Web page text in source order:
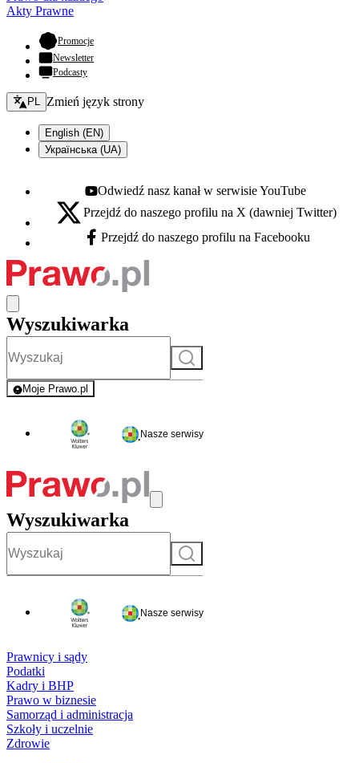
Akty Prawne
Promocje- otwiera się w nowej karcie
Newsletter
Podcasty
Zmień język - bieżący:
PL Zmień język strony
English (EN)
Українська (UA)
Youtube - otwiera się w nowej karcie
Odwiedź nasz kanał w serwisie YouTube
X - otwiera się w nowej karcie
Przejdź do naszego profilu na X (dawniej Twitter)
Facebook - otwiera się w nowej karcie
Przejdź do naszego profilu na Facebooku
Wyszukiwarka
Szukaj
Moje Prawo.pl
- rejestracja i logowanie do serwisu
Nasze serwisy
Wyszukiwarka
Szukaj
Nasze serwisy
Prawnicy i sądy
Podatki
Kadry i BHP
Prawo w biznesie
Samorząd i administracja
Szkoły i uczelnie
Zdrowie